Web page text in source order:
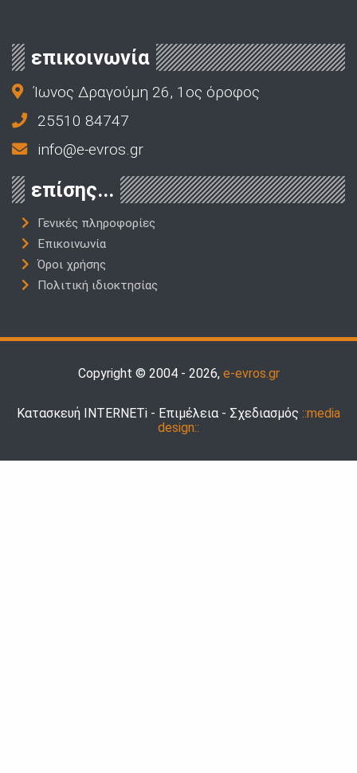
επικοινωνία
Ίωνος Δραγούμη 26, 1ος όροφος
25510 84747
info@e-evros.gr
επίσης...
Γενικές πληροφορίες
Επικοινωνία
Όροι χρήσης
Πολιτική ιδιοκτησίας
Copyright © 2004 - 2026, e-evros.gr
Κατασκευή INTERNETi - Επιμέλεια - Σχεδιασμός ::media
design::